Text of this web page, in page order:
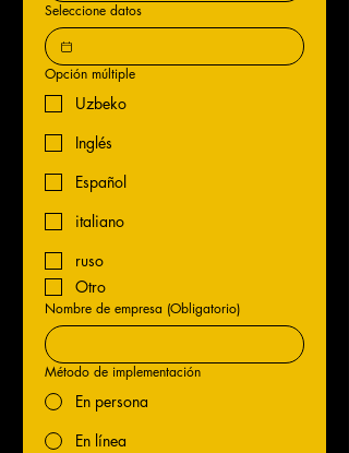
Seleccione datos
Opción múltiple
Uzbeko
Inglés
Español
italiano
ruso
Otro
Nombre de empresa (Obligatorio)
Método de implementación
En persona
En línea